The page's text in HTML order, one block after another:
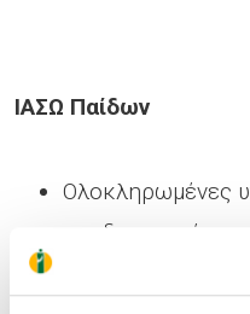
ΙΑΣΩ Παίδων
Ολοκληρωμένες
προδιαγραφές